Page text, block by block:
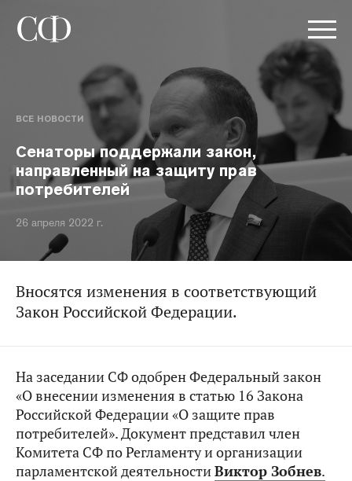
ВСЕ НОВОСТИ
Сенаторы поддержали закон,
направленный на защиту прав
потребителей
26 апреля 2022 г.
Вносятся изменения в соответствующий
Закон Российской Федерации.
На заседании СФ одобрен Федеральный закон
«О внесении изменения в статью 16 Закона
Российской Федерации «О защите прав
потребителей». Документ представил член
Комитета СФ по Регламенту и организации
парламентской деятельностиВиктор Зобнев.